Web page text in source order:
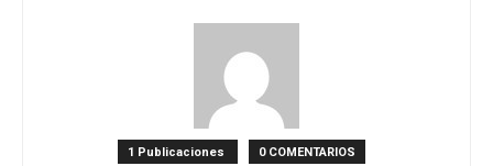
1 Publicaciones 0 COMENTARIOS